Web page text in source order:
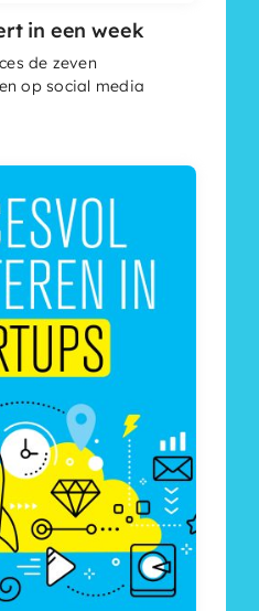
in een week
de zeven
op social media